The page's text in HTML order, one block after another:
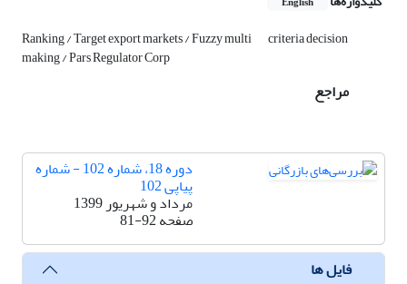
Ranking / Target export markets / Fuzzy multi criteria decision
making / Pars Regulator Corp
مراجع
دوره 18، شماره 102 - شماره
پیاپی 102
مرداد و شهریور 1399
صفحه81-92
فایل ها